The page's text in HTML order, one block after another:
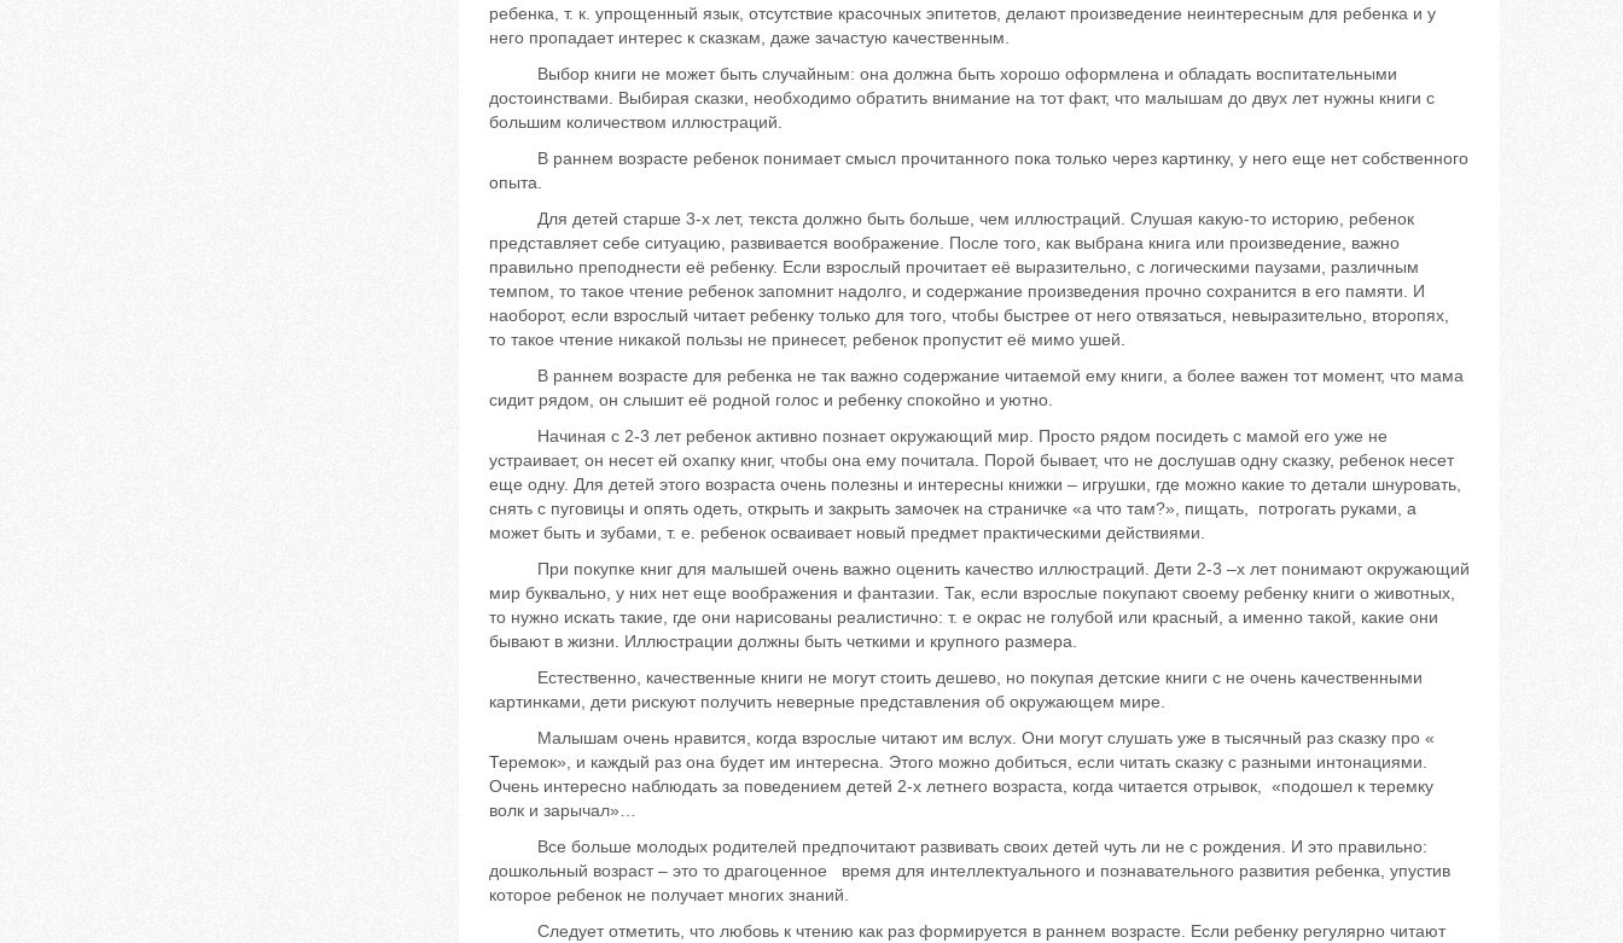
ребенка, т. к. упрощенный язык, отсутствие красочных эпитетов, делают произведение неинтересным для ребенка и у
него пропадает интерес к сказкам, даже зачастую качественным.
Выбор книги не может быть случайным: она должна быть хорошо оформлена и обладать воспитательными
достоинствами. Выбирая сказки, необходимо обратить внимание на тот факт, что малышам до двух лет нужны книги с
большим количеством иллюстраций.
В раннем возрасте ребенок понимает смысл прочитанного пока только через картинку, у него еще нет собственного
опыта.
Для детей старше 3-х лет, текста должно быть больше, чем иллюстраций. Слушая какую-то историю, ребенок
представляет себе ситуацию, развивается воображение. После того, как выбрана книга или произведение, важно
правильно преподнести её ребенку. Если взрослый прочитает её выразительно, с логическими паузами, различным
темпом, то такое чтение ребенок запомнит надолго, и содержание произведения прочно сохранится в его памяти. И
наоборот, если взрослый читает ребенку только для того, чтобы быстрее от него отвязаться, невыразительно, второпях,
то такое чтение никакой пользы не принесет, ребенок пропустит её мимо ушей.
В раннем возрасте для ребенка не так важно содержание читаемой ему книги, а более важен тот момент, что мама
сидит рядом, он слышит её родной голос и ребенку спокойно и уютно.
Начиная с 2-3 лет ребенок активно познает окружающий мир. Просто рядом посидеть с мамой его уже не
устраивает, он несет ей охапку книг, чтобы она ему почитала. Порой бывает, что не дослушав одну сказку, ребенок несет
еще одну. Для детей этого возраста очень полезны и интересны книжки – игрушки, где можно какие то детали шнуровать,
снять с пуговицы и опять одеть, открыть и закрыть замочек на страничке «а что там?», пищать, потрогать руками, а
может быть и зубами, т. е. ребенок осваивает новый предмет практическими действиями.
При покупке книг для малышей очень важно оценить качество иллюстраций. Дети 2-3 –х лет понимают окружающий
мир буквально, у них нет еще воображения и фантазии. Так, если взрослые покупают своему ребенку книги о животных,
то нужно искать такие, где они нарисованы реалистично: т. е окрас не голубой или красный, а именно такой, какие они
бывают в жизни. Иллюстрации должны быть четкими и крупного размера.
Естественно, качественные книги не могут стоить дешево, но покупая детские книги с не очень качественными
картинками, дети рискуют получить неверные представления об окружающем мире.
Малышам очень нравится, когда взрослые читают им вслух. Они могут слушать уже в тысячный раз сказку про «
Теремок», и каждый раз она будет им интересна. Этого можно добиться, если читать сказку с разными интонациями.
Очень интересно наблюдать за поведением детей 2-х летнего возраста, когда читается отрывок, «подошел к теремку
волк и зарычал»…
Все больше молодых родителей предпочитают развивать своих детей чуть ли не с рождения. И это правильно:
дошкольный возраст – это то драгоценное время для интеллектуального и познавательного развития ребенка, упустив
которое ребенок не получает многих знаний.
Следует отметить, что любовь к чтению как раз формируется в раннем возрасте. Если ребенку регулярно читают